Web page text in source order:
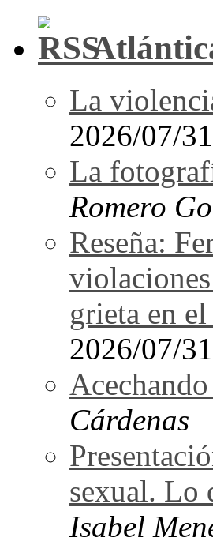
La
2026/07/31
La
Romero
Reseña:
grieta en
2026/07/31
Cárdenas
sexual. Lo
Isabel